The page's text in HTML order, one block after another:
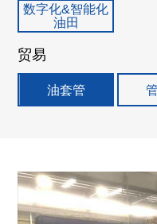
数字化&智能化
油田
贸易
油套管